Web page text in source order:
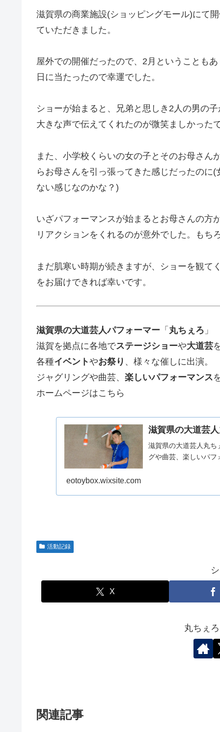
滋賀県の商業施設(ショッピングモール)にて
ていただきました。
屋外での開催だったので、2月ということも
日に当たったので幸運でした。
ショーが始まると、兄弟と思しき2人の男の
大きな声で伝えてくれたのが微笑ましかっ
また、小学校くらいの女の子とそのお母さ
らお母さんを引っ張ってきた感じだったのに
ない感じなのかな？)
いざパフォーマンスが始まるとお母さんの方
リアクションをくれるのが意外でした。もち
まだ肌寒い時期が続きますが、ショーを観
をお届けできれば幸いです。
滋賀県の大道芸人パフォーマー 「 丸ちぇろ 」
滋賀を拠点に各地でステージショーや大道芸
各種イベントやお祭り 、様々な催しに出演。
ジャグリングや曲芸、 楽しいパフォーマンス
ホームページはこちら
滋賀県の大道芸
滋賀県の大道芸人丸ち
グや曲芸、楽しいパ
eotoybox.wixsite.com
活動記録
X
丸ちぇ
関連記事